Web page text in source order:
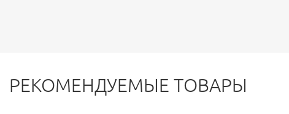
РЕКОМЕНДУЕМЫЕ ТОВАРЫ